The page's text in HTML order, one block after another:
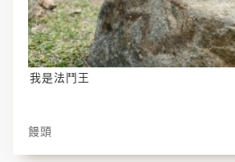
我是法鬥王
饅頭